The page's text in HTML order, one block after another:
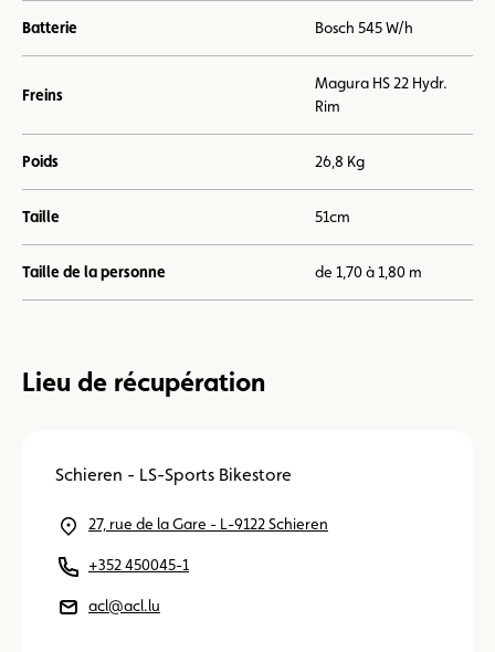
Batterie Bosch 545 W/h
Freins
Magura HS 22 Hydr.
Rim
Poids 26,8 Kg
Taille 51cm
Taille de la personne de 1,70 à 1,80 m
Lieu de récupération
Schieren - LS-Sports Bikestore
27, rue de la Gare - L-9122 Schieren
+352 450045-1
acl@acl.lu